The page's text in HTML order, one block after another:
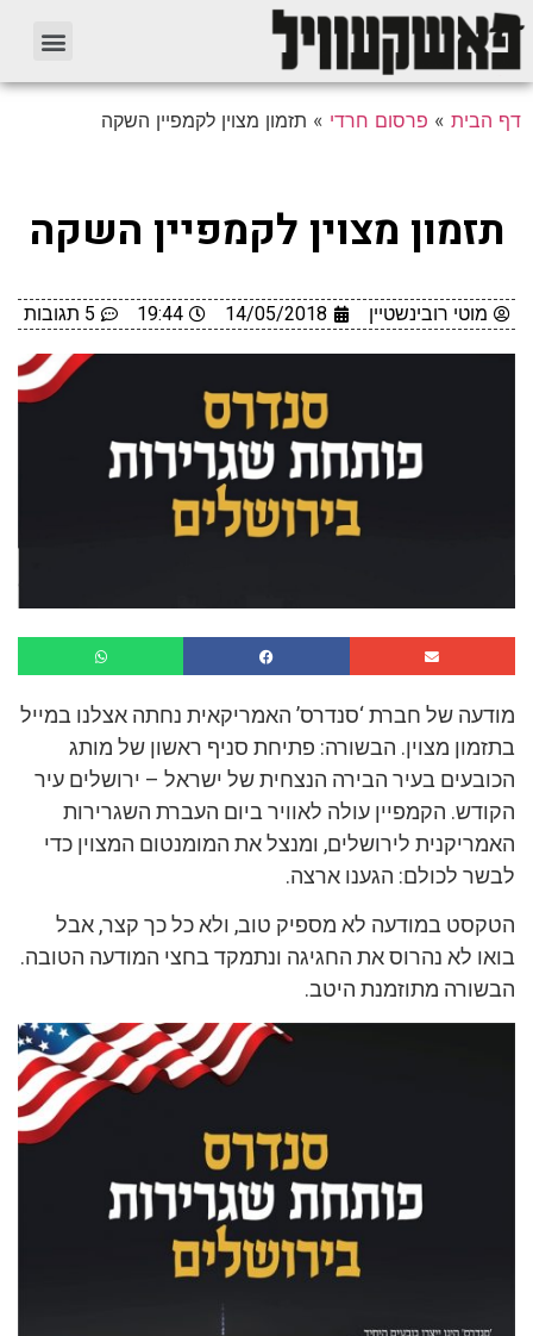
דף הבית » פרסום חרדי » תזמון מצוין לקמפיין השקה
תזמון מצוין לקמפיין השקה
מוטי רובינשטיין 14/05/2018
19:44 5 תגובות
מודעה של חברת ‘סנדרס’ האמריקאית נחתה אצלנו במייל
בתזמון מצוין. הבשורה: פתיחת סניף ראשון של מותג
הכובעים בעיר הבירה הנצחית של ישראל – ירושלים עיר
הקודש. הקמפיין עולה לאוויר ביום העברת השגרירות
האמריקנית לירושלים, ומנצל את המומנטום המצוין כדי
לבשר לכולם: הגענו ארצה.
הטקסט במודעה לא מספיק טוב, ולא כל כך קצר, אבל
בואו לא נהרוס את החגיגה ונתמקד בחצי המודעה הטובה.
הבשורה מתוזמנת היטב.